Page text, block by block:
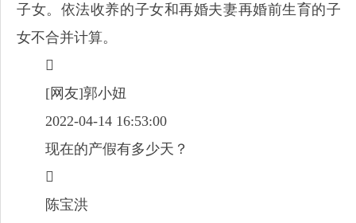
子女。依法收养的子女和再婚夫妻再婚前生育的子
女不合并计算。

[网友]郭小妞
2022-04-14 16:53:00
现在的产假有多少天？

陈宝洪